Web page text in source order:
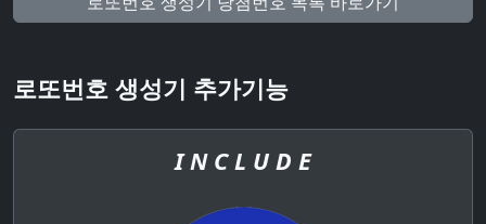
로또번호 생성기 추가기능
I N C L U D E